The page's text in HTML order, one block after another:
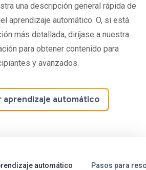
una descripción general rápida de
aprendizaje automático. O, si está
más detallada, diríjase a nuestra
para obtener contenido para
y avanzados.
aprendizaje automático
automático Pasos para